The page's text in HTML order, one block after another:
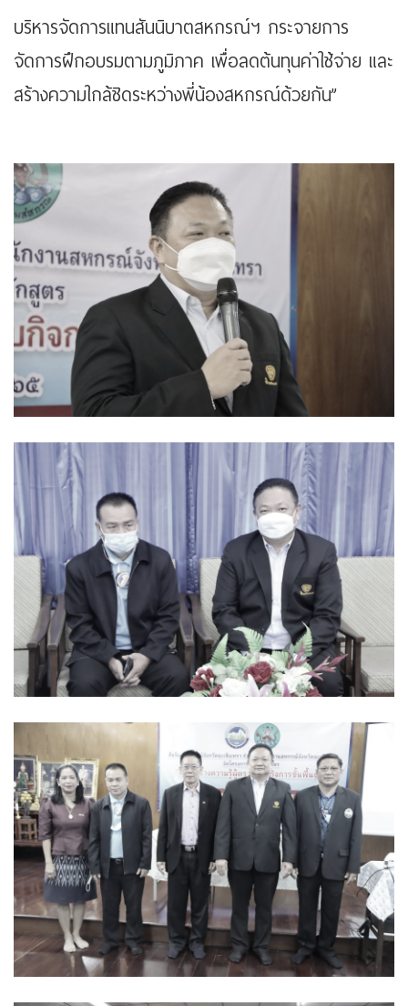
บริหารจัดการแทนสันนิบาตสหกรณ์ฯ กระจายการ
จัดการฝึกอบรมตามภูมิภาค เพื่อลดต้นทุนค่าใช้จ่าย และ
สร้างความใกล้ชิดระหว่างพี่น้องสหกรณ์ด้วยกัน”